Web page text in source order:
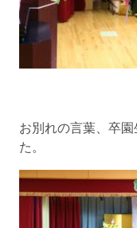
お別れの言葉、卒
た。